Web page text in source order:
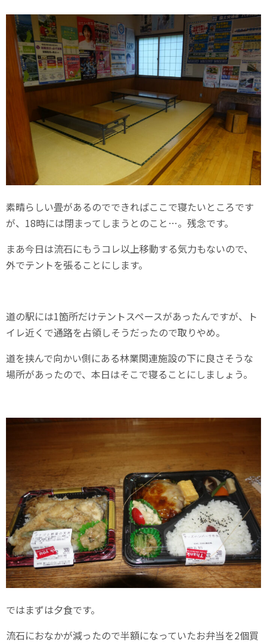
素晴らしい畳があるのでできればここで寝たいところです
が、18時には閉まってしまうとのこと…。残念です。
まあ今日は流石にもうコレ以上移動する気力もないので、
外でテントを張ることにします。
道の駅には1箇所だけテントスペースがあったんですが、ト
イレ近くで通路を占領しそうだったので取りやめ。
道を挟んで向かい側にある林業関連施設の下に良さそうな
場所があったので、本日はそこで寝ることにしましょう。
ではまずは夕食です。
流石におなかが減ったので半額になっていたお弁当を2個買